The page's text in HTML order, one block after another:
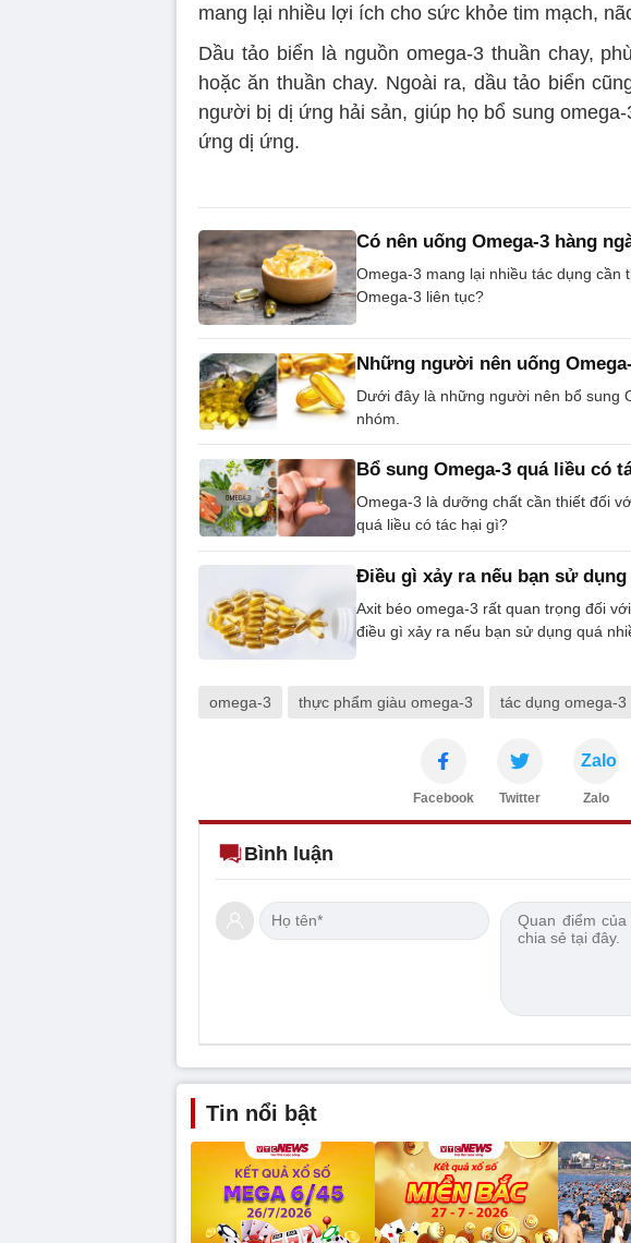
mang lại nhiều lợi ích cho sức khỏe tim mạch,
Dầu tảo biển là nguồn omega-3 thuần chay,
hoặc ăn thuần chay. Ngoài ra, dầu tảo biển
người bị dị ứng hải sản, giúp họ bổ sung
ứng dị ứng.
Có nên uống Omega-3 hàng
Omega-3 mang lại nhiều tác dụng cần
Omega-3 liên tục?
Những người nên uống
Dưới đây là những người nên bổ sung
nhóm.
Bổ sung Omega-3 quá liều có
Omega-3 là dưỡng chất cần thiết đối
quá liều có tác hại gì?
Điều gì xảy ra nếu bạn sử
Axit béo omega-3 rất quan trọng đối
điều gì xảy ra nếu bạn sử dụng quá
omega-3 thực phẩm giàu omega-3 tác dụng omega-3
Facebook Twitter
Zalo
Zalo
Bình luận
Tin nổi bật